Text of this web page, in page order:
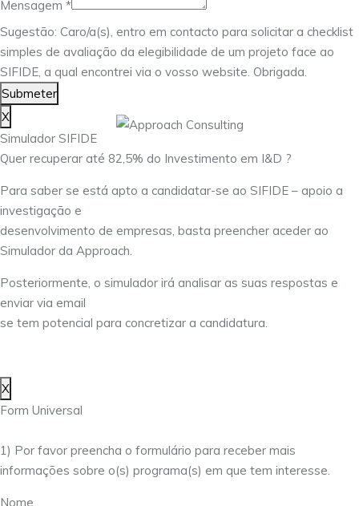
Mensagem *
Sugestão: Caro/a(s), entro em contacto para solicitar a checklist
simples de avaliação da elegibilidade de um projeto face ao
SIFIDE, a qual encontrei via o vosso website. Obrigada.
Submeter
X
Simulador SIFIDE
Quer recuperar até 82,5% do Investimento em I&D ?
Para saber se está apto a candidatar-se ao SIFIDE – apoio a
investigação e
desenvolvimento de empresas, basta preencher aceder ao
Simulador da Approach.
Posteriormente, o simulador irá analisar as suas respostas e
enviar via email
se tem potencial para concretizar a candidatura.
X
Form Universal
1) Por favor preencha o formulário para receber mais
informações sobre o(s) programa(s) em que tem interesse.
Nome